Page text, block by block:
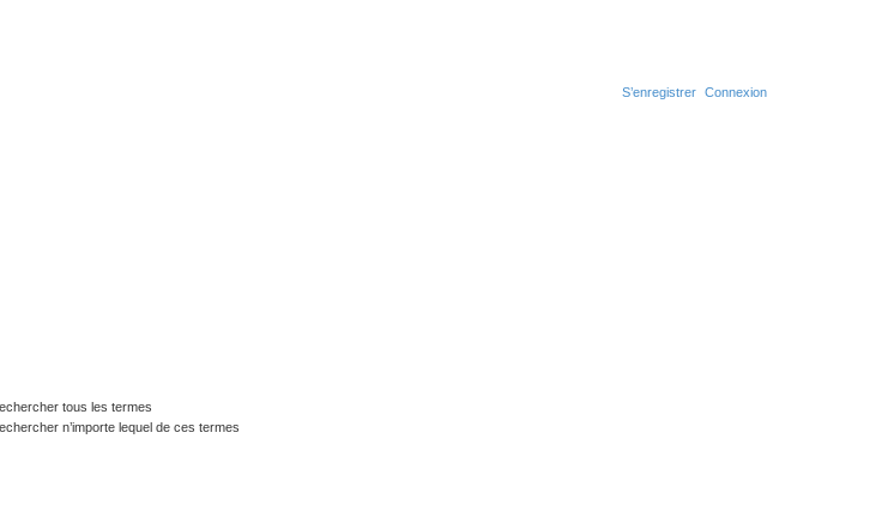
Connexion
S’enregistrer
tous les termes
n’importe lequel de ces termes